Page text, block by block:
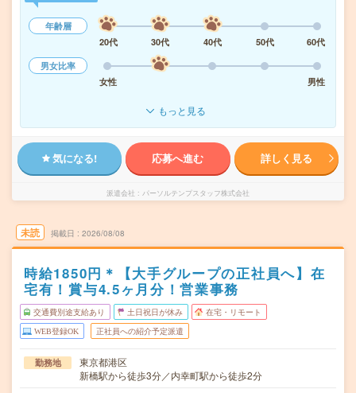
年齢層
20代
30代 40代 50代
60代
男女比率
女性
男性
もっと見る
気になる! 応募へ進む 詳しく見る
派遣会社 パーソルテンプスタッフ株式会社
未読 掲載日 2026/08/08
時給1850円＊【大手グループの正社員へ】在
宅有！賞与4.5ヶ月分！営業事務
交通費別途支給あり 土日祝日が休み 在宅・リモート
WEB登録OK 正社員への紹介予定派遣
勤務地
東京都港区
新橋駅から徒歩3分／内幸町駅から徒歩2分